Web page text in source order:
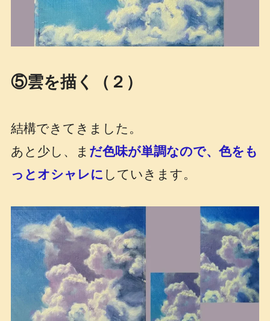
⑤雲を描く（２）
結構できてきました。
あと少し、ま だ色味が単調なので、色をも
っとオシャレに していきます。